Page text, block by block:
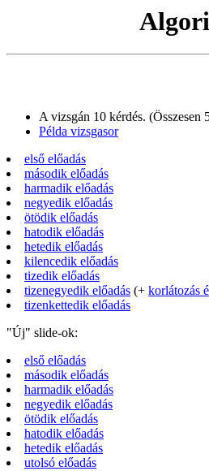
A vizsgán 10 kérdés. (Összesen
Példa vizsgasor
első előadás
második előadás
harmadik előadás
negyedik előadás
ötödik előadás
hatodik előadás
hetedik előadás
kilencedik előadás
tizedik előadás
tizenegyedik előadás (+ korlátozás
tizenkettedik előadás
"Új" slide-ok:
első előadás
második előadás
harmadik előadás
negyedik előadás
ötödik előadás
hatodik előadás
hetedik előadás
utolsó előadás